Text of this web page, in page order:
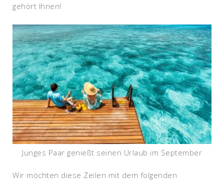
gehört Ihnen!
Junges Paar genießt seinen Urlaub im September
Wir möchten diese Zeilen mit dem folgenden